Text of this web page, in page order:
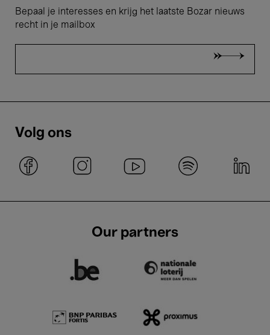
Bepaal je interesses en krijg het laatste Bozar nieuws
recht in je mailbox
Volg ons
Our partners